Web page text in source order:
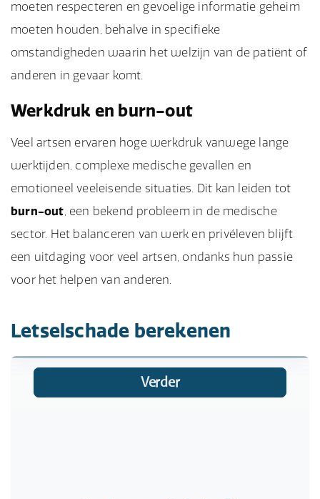
moeten respecteren en gevoelige informatie geheim
moeten houden, behalve in specifieke
omstandigheden waarin het welzijn van de patiënt of
anderen in gevaar komt.
Werkdruk en burn-out
Veel artsen ervaren hoge werkdruk vanwege lange
werktijden, complexe medische gevallen en
emotioneel veeleisende situaties. Dit kan leiden tot
burn-out, een bekend probleem in de medische
sector. Het balanceren van werk en privéleven blijft
een uitdaging voor veel artsen, ondanks hun passie
voor het helpen van anderen.
Letselschade berekenen